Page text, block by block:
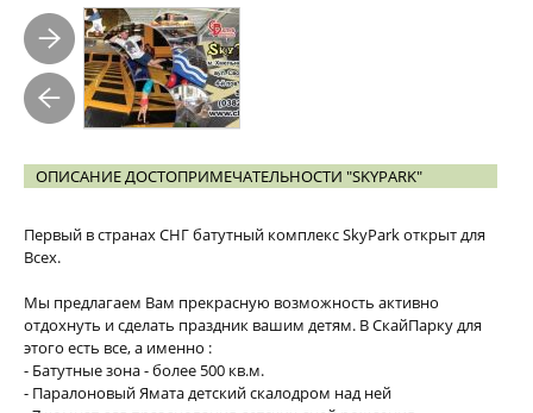
ОПИСАНИЕ ДОСТОПРИМЕЧАТЕЛЬНОСТИ "SKYPARK"
Первый в странах СНГ батутный комплекс SkyPark открыт для
Всех.
Мы предлагаем Вам прекрасную возможность активно
отдохнуть и сделать праздник вашим детям. В СкайПарку для
этого есть все, а именно :
- Батутные зона - более 500 кв.м.
- Паралоновый Ямата детский скалодром над ней